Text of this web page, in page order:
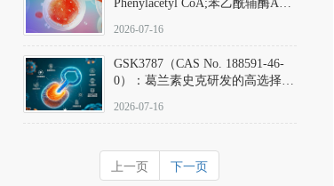
Phenylacetyl CoA;苯乙酰辅酶A
2026-07-16
GSK3787（CAS No. 188591-46-
0）：葛兰素史克研发的高选择
抗剂，被广泛视为研究PPARδ核
靶点药理机制的金标准化学探
针。
2026-07-16
上一页 下一页